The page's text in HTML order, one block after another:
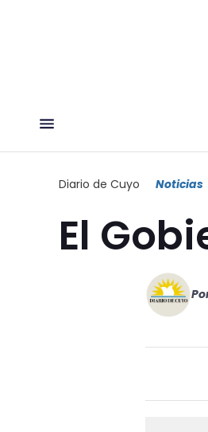
Diario de Cuyo Noticias
El